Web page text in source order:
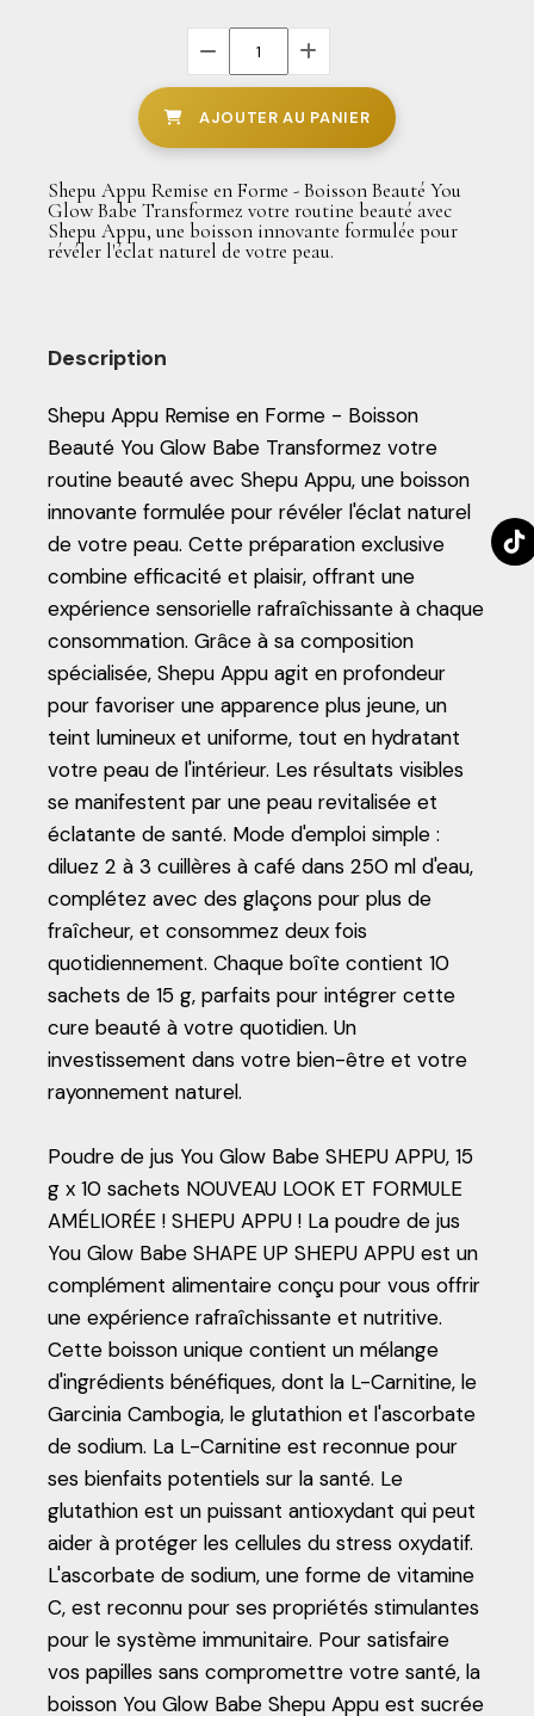
AJOUTER AU PANIER
Shepu Appu Remise en Forme - Boisson Beauté You
Glow Babe Transformez votre routine beauté avec
Shepu Appu, une boisson innovante formulée pour
révéler l'éclat naturel de votre peau.
Description
Shepu Appu Remise en Forme - Boisson
Beauté You Glow Babe Transformez votre
routine beauté avec Shepu Appu, une boisson
innovante formulée pour révéler l'éclat naturel
de votre peau. Cette préparation exclusive
combine efficacité et plaisir, offrant une
expérience sensorielle rafraîchissante à chaque
consommation. Grâce à sa composition
spécialisée, Shepu Appu agit en profondeur
pour favoriser une apparence plus jeune, un
teint lumineux et uniforme, tout en hydratant
votre peau de l'intérieur. Les résultats visibles
se manifestent par une peau revitalisée et
éclatante de santé. Mode d'emploi simple :
diluez 2 à 3 cuillères à café dans 250 ml d'eau,
complétez avec des glaçons pour plus de
fraîcheur, et consommez deux fois
quotidiennement. Chaque boîte contient 10
sachets de 15 g, parfaits pour intégrer cette
cure beauté à votre quotidien. Un
investissement dans votre bien-être et votre
rayonnement naturel.
Poudre de jus You Glow Babe SHEPU APPU, 15
g x 10 sachets NOUVEAU LOOK ET FORMULE
AMÉLIORÉE ! SHEPU APPU ! La poudre de jus
You Glow Babe SHAPE UP SHEPU APPU est un
complément alimentaire conçu pour vous offrir
une expérience rafraîchissante et nutritive.
Cette boisson unique contient un mélange
d'ingrédients bénéfiques, dont la L-Carnitine, le
Garcinia Cambogia, le glutathion et l'ascorbate
de sodium. La L-Carnitine est reconnue pour
ses bienfaits potentiels sur la santé. Le
glutathion est un puissant antioxydant qui peut
aider à protéger les cellules du stress oxydatif.
L'ascorbate de sodium, une forme de vitamine
C, est reconnu pour ses propriétés stimulantes
pour le système immunitaire. Pour satisfaire
vos papilles sans compromettre votre santé, la
boisson You Glow Babe Shepu Appu est sucrée